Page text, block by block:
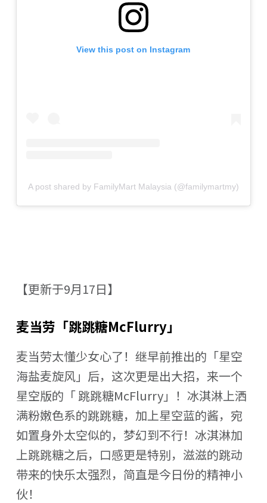
View this post on Instagram
A post shared by FamilyMart Malaysia (@familymartmy)
【更新于9月17日】
麦当劳「跳跳糖McFlurry」
麦当劳太懂少女心了！继早前推出的「星空
海盐麦旋风」后，这次更是出大招，来一个
星空版的「 跳跳糖McFlurry」！冰淇淋上洒
满粉嫩色系的跳跳糖，加上星空蓝的酱，宛
如置身外太空似的，梦幻到不行！冰淇淋加
上跳跳糖之后，口感更是特别，滋滋的跳动
带来的快乐太强烈，简直是今日份的精神小
伙！